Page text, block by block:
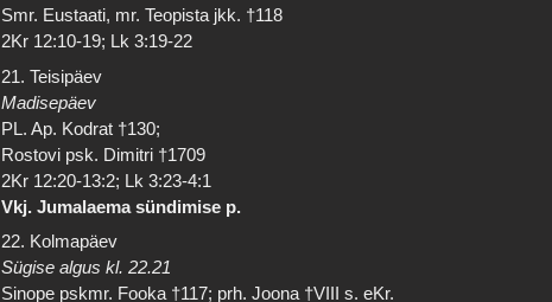
Smr. Eustaati, mr. Teopista jkk. †118
2Kr 12:10-19; Lk 3:19-22
21. Teisipäev
Madisepäev
PL. Ap. Kodrat †130;
Rostovi psk. Dimitri †1709
2Kr 12:20-13:2; Lk 3:23-4:1
Vkj. Jumalaema sündimise p.
22. Kolmapäev
Sügise algus kl. 22.21
Sinope pskmr. Fooka †117; prh. Joona †VIII s. eKr.